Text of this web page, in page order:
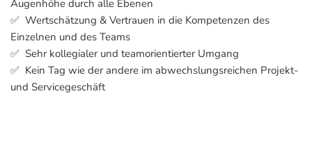
Augenhöhe durch alle Ebenen
✅ Wertschätzung & Vertrauen in die Kompetenzen des
Einzelnen und des Teams
✅ Sehr kollegialer und teamorientierter Umgang
✅ Kein Tag wie der andere im abwechslungsreichen Projekt-
und Servicegeschäft